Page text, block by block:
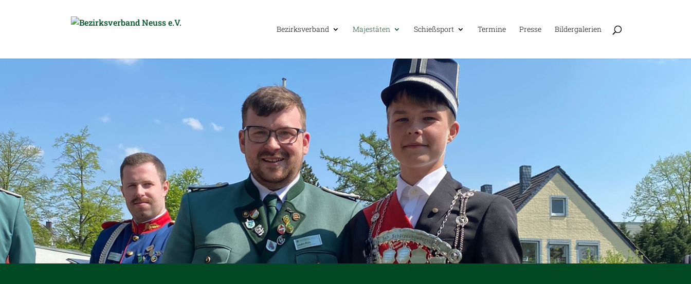
Bezirks­ver­band Majes­tä­ten Schieß­sport Ter­mine Presse Bil­der­ga­le­rien